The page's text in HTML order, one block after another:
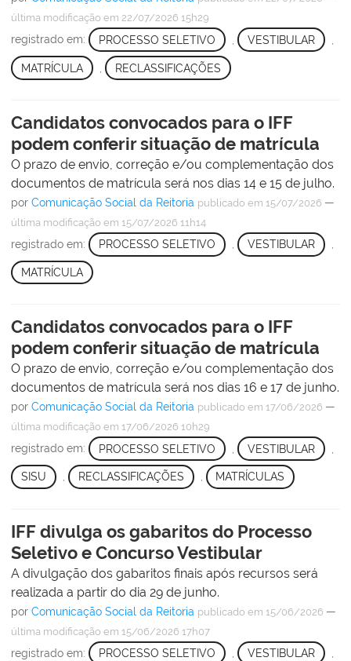
última modificação em 22/07/2026 15h29
registrado em: PROCESSO SELETIVO VESTIBULAR
MATRÍCULA RECLASSIFICAÇÕES
Candidatos convocados para o IFF
podem conferir situação de matrícula
O prazo de envio, correção e/ou complementação dos
documentos de matrícula será nos dias 14 e 15 de julho.
por Comunicação Social da Reitoria publicado em 15/07/2026 —
última modificação em 15/07/2026 11h14
registrado em: PROCESSO SELETIVO , VESTIBULAR ,
MATRÍCULA
Candidatos convocados para o IFF
podem conferir situação de matrícula
O prazo de envio, correção e/ou complementação dos
documentos de matrícula será nos dias 16 e 17 de junho.
por Comunicação Social da Reitoria publicado em 17/06/2026 —
última modificação em 17/06/2026 10h29
registrado em: PROCESSO SELETIVO VESTIBULAR
SISU , RECLASSIFICAÇÕES , MATRÍCULAS
IFF divulga os gabaritos do Processo
Seletivo e Concurso Vestibular
A divulgação dos gabaritos finais após recursos será
realizada a partir do dia 29 de junho.
por Comunicação Social da Reitoria publicado em 15/06/2026 —
última modificação em 15/06/2026 17h07
registrado em: PROCESSO SELETIVO VESTIBULAR